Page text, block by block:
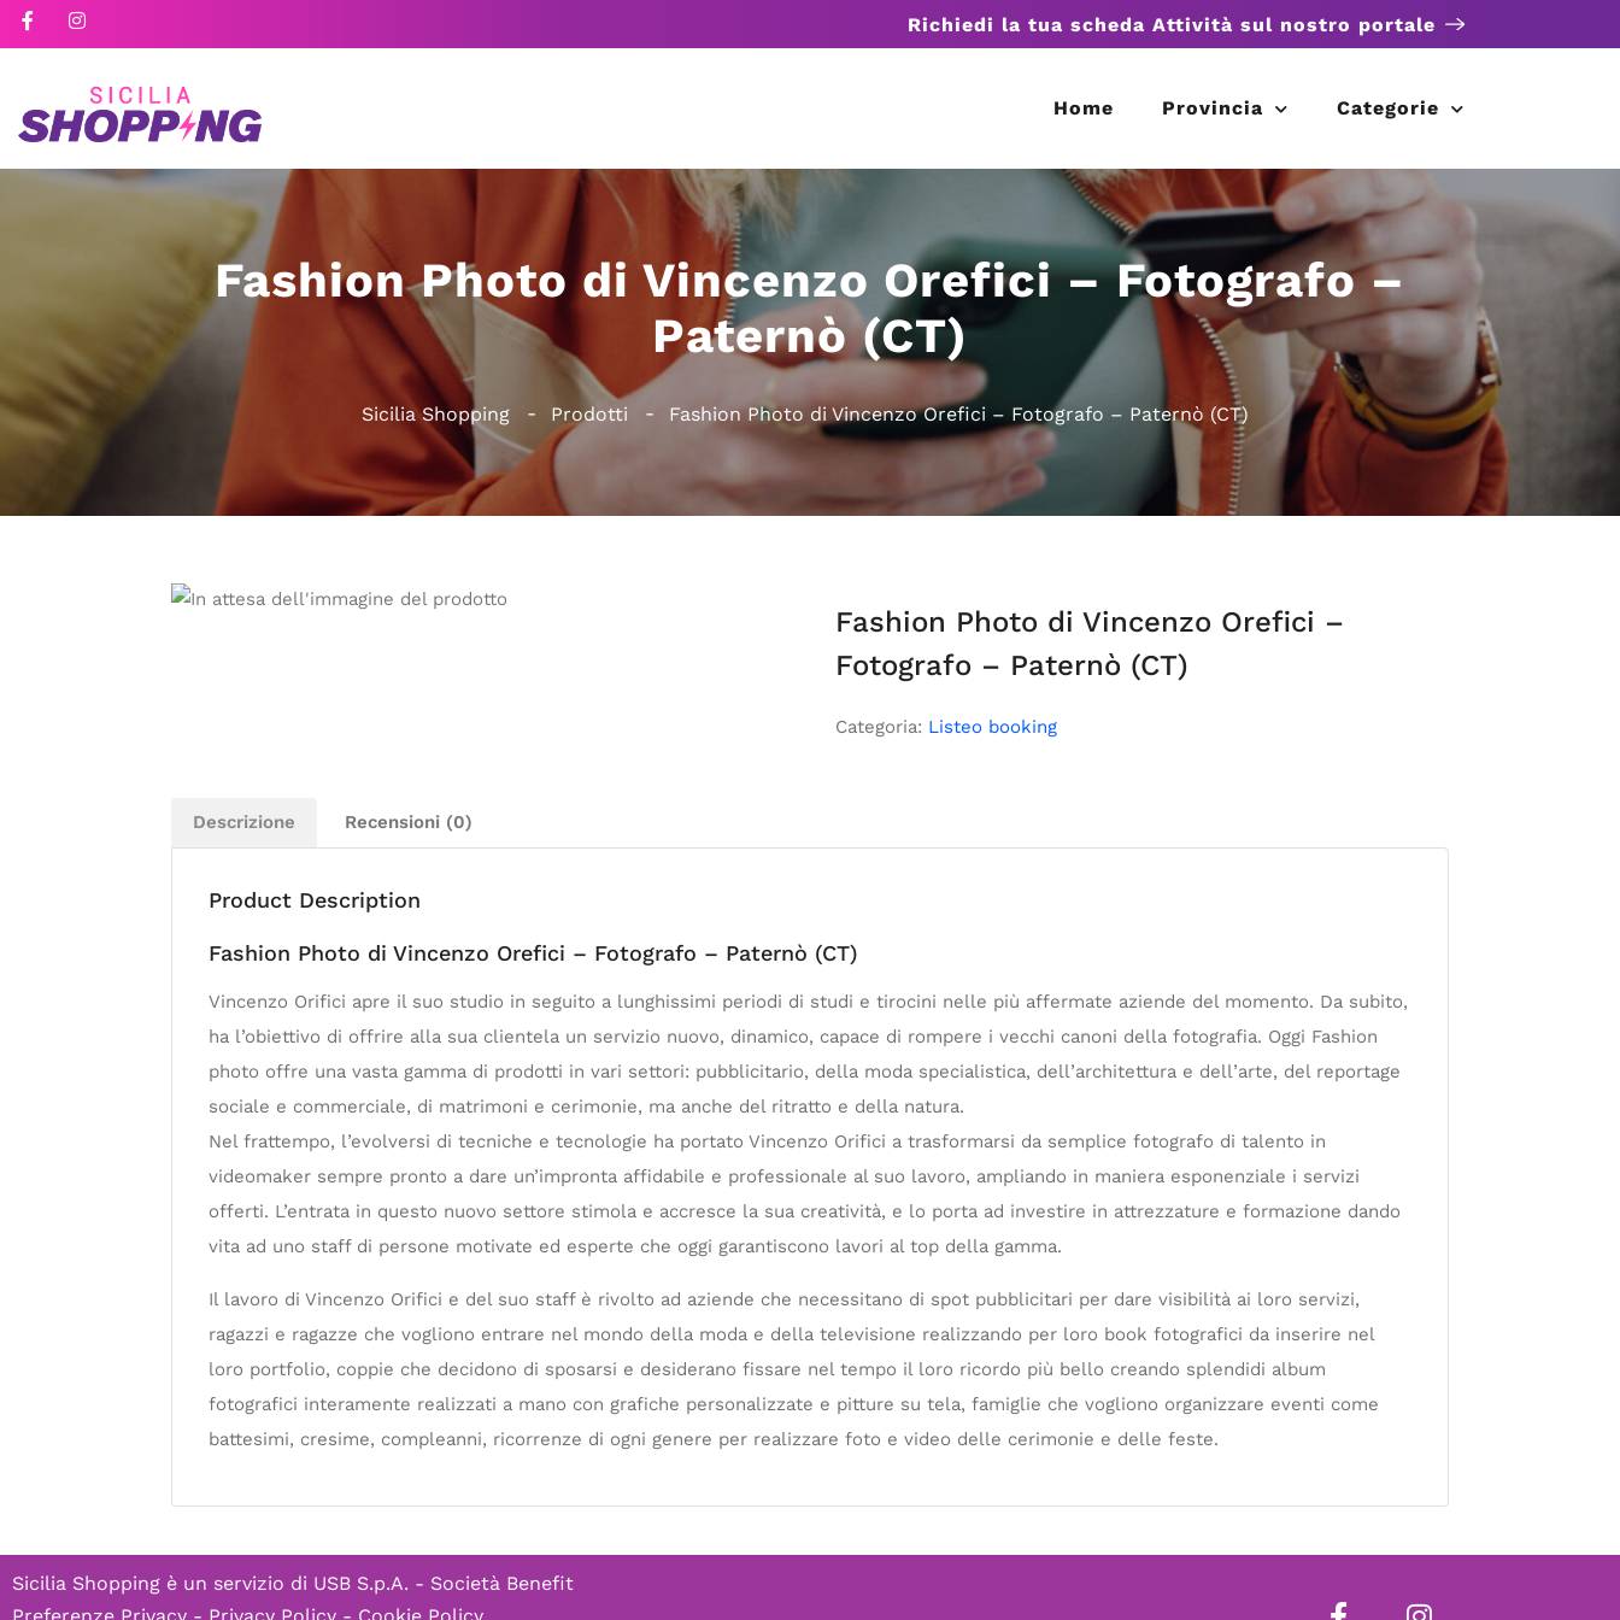
Richiedi la tua scheda Attività sul nostro portale
Home Provincia Categorie
Fashion Photo di Vincenzo Orefici – Fotografo –
Paternò (CT)
Sicilia Shopping Prodotti Fashion Photo di Vincenzo Orefici – Fotografo – Paternò (CT)
Fashion Photo di Vincenzo Orefici –
Fotografo – Paternò (CT)
Categoria: Listeo booking
Descrizione Recensioni (0)
Product Description
Fashion Photo di Vincenzo Orefici – Fotografo – Paternò (CT)
Vincenzo Orifici apre il suo studio in seguito a lunghissimi periodi di studi e tirocini nelle più affermate aziende del momento. Da subito,
ha l’obiettivo di offrire alla sua clientela un servizio nuovo, dinamico, capace di rompere i vecchi canoni della fotografia. Oggi Fashion
photo offre una vasta gamma di prodotti in vari settori: pubblicitario, della moda specialistica, dell’architettura e dell’arte, del reportage
sociale e commerciale, di matrimoni e cerimonie, ma anche del ritratto e della natura.
Nel frattempo, l’evolversi di tecniche e tecnologie ha portato Vincenzo Orifici a trasformarsi da semplice fotografo di talento in
videomaker sempre pronto a dare un’impronta affidabile e professionale al suo lavoro, ampliando in maniera esponenziale i servizi
offerti. L’entrata in questo nuovo settore stimola e accresce la sua creatività, e lo porta ad investire in attrezzature e formazione dando
vita ad uno staff di persone motivate ed esperte che oggi garantiscono lavori al top della gamma.
Il lavoro di Vincenzo Orifici e del suo staff è rivolto ad aziende che necessitano di spot pubblicitari per dare visibilità ai loro servizi,
ragazzi e ragazze che vogliono entrare nel mondo della moda e della televisione realizzando per loro book fotografici da inserire nel
loro portfolio, coppie che decidono di sposarsi e desiderano fissare nel tempo il loro ricordo più bello creando splendidi album
fotografici interamente realizzati a mano con grafiche personalizzate e pitture su tela, famiglie che vogliono organizzare eventi come
battesimi, cresime, compleanni, ricorrenze di ogni genere per realizzare foto e video delle cerimonie e delle feste.
Sicilia Shopping è un servizio di USB S.p.A. - Società Benefit